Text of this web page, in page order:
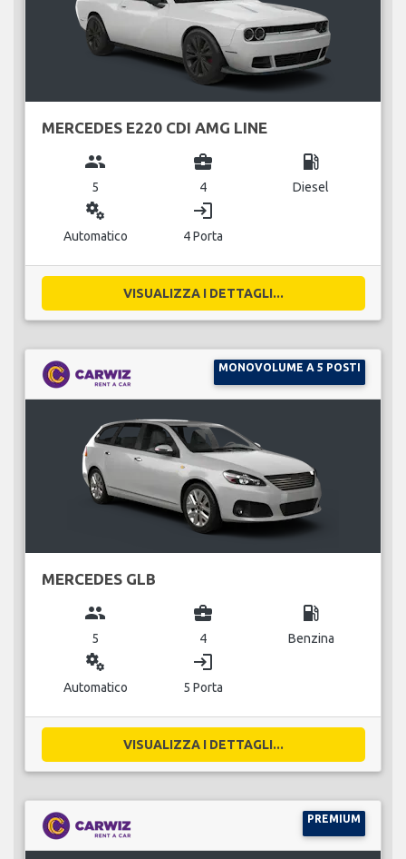
MERCEDES E220 CDI AMG LINE
group
5
business_center
4
local_gas_station
Diesel
miscellaneous_services
Automatico
login
4 Porta
VISUALIZZA I DETTAGLI...
MONOVOLUME A 5 POSTI
MERCEDES GLB
group
5
business_center
4
local_gas_station
Benzina
miscellaneous_services
Automatico
login
5 Porta
VISUALIZZA I DETTAGLI...
PREMIUM